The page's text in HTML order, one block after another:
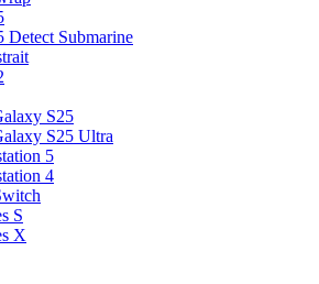
Detect Submarine
S25
S25 Ultra
5
4
S
X